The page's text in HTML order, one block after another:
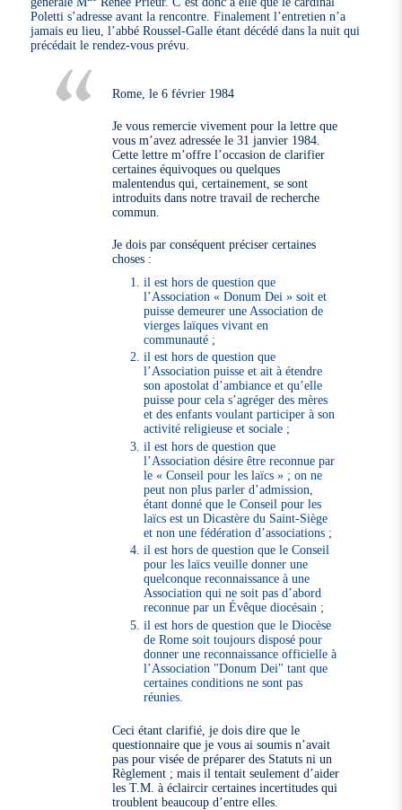
Poletti s’adresse avant la rencontre. Finalement l’entretien n’a
jamais eu lieu, l’abbé Roussel-Galle étant décédé dans la nuit qui
précédait le rendez-vous prévu.
Rome, le 6 février 1984
Je vous remercie vivement pour la lettre que
vous m’avez adressée le 31 janvier 1984.
Cette lettre m’offre l’occasion de clarifier
certaines équivoques ou quelques
malentendus qui, certainement, se sont
introduits dans notre travail de recherche
commun.
Je dois par conséquent préciser certaines
choses :
il est hors de question que
l’Association « Donum Dei » soit et
puisse demeurer une Association de
vierges laïques vivant en
communauté ;
il est hors de question que
l’Association puisse et ait à étendre
son apostolat d’ambiance et qu’elle
puisse pour cela s’agréger des mères
et des enfants voulant participer à son
activité religieuse et sociale ;
il est hors de question que
l’Association désire être reconnue par
le « Conseil pour les laïcs » ; on ne
peut non plus parler d’admission,
étant donné que le Conseil pour les
laïcs est un Dicastère du Saint-Siège
et non une fédération d’associations ;
il est hors de question que le Conseil
pour les laïcs veuille donner une
quelconque reconnaissance à une
Association qui ne soit pas d’abord
reconnue par un Évêque diocésain ;
il est hors de question que le Diocèse
de Rome soit toujours disposé pour
donner une reconnaissance officielle à
l’Association "Donum Dei" tant que
certaines conditions ne sont pas
réunies.
Ceci étant clarifié, je dois dire que le
questionnaire que je vous ai soumis n’avait
pas pour visée de préparer des Statuts ni un
Règlement ; mais il tentait seulement d’aider
les T.M. à éclaircir certaines incertitudes qui
troublent beaucoup d’entre elles.